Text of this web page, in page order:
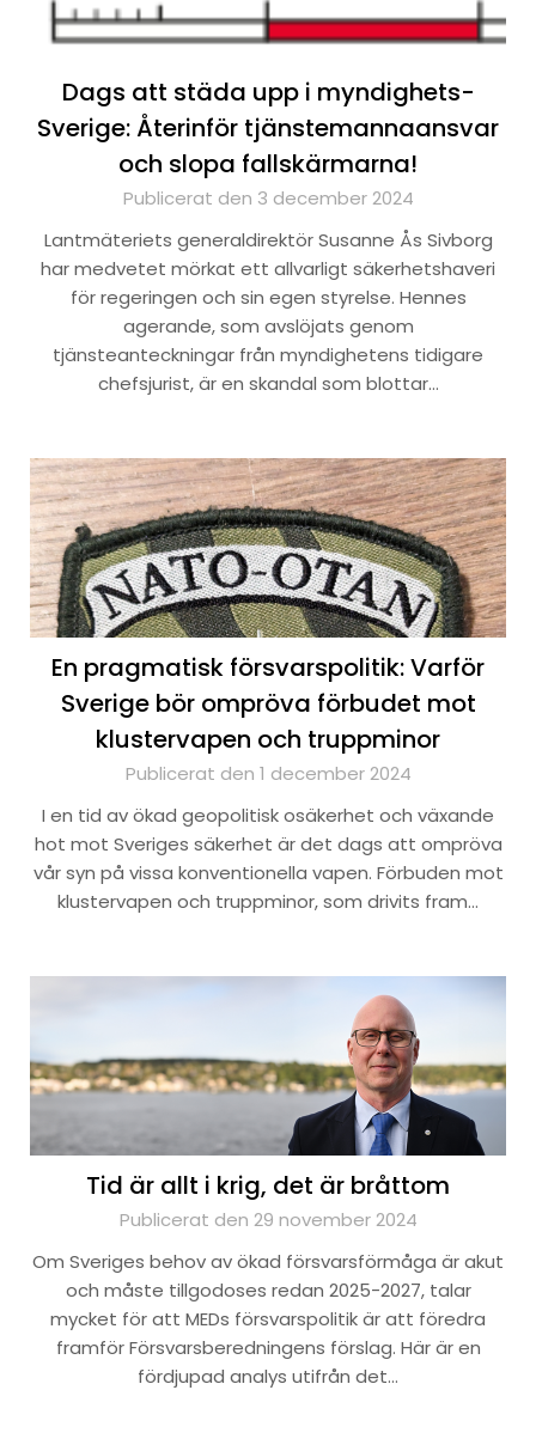
Dags att städa upp i myndighets-
Sverige: Återinför tjänstemannaansvar
och slopa fallskärmarna!
Publicerat den 3 december 2024
Lantmäteriets generaldirektör Susanne Ås Sivborg
har medvetet mörkat ett allvarligt säkerhetshaveri
för regeringen och sin egen styrelse. Hennes
agerande, som avslöjats genom
tjänsteanteckningar från myndighetens tidigare
chefsjurist, är en skandal som blottar…
En pragmatisk försvarspolitik: Varför
Sverige bör ompröva förbudet mot
klustervapen och truppminor
Publicerat den 1 december 2024
I en tid av ökad geopolitisk osäkerhet och växande
hot mot Sveriges säkerhet är det dags att ompröva
vår syn på vissa konventionella vapen. Förbuden mot
klustervapen och truppminor, som drivits fram…
Tid är allt i krig, det är bråttom
Publicerat den 29 november 2024
Om Sveriges behov av ökad försvarsförmåga är akut
och måste tillgodoses redan 2025-2027, talar
mycket för att MEDs försvarspolitik är att föredra
framför Försvarsberedningens förslag. Här är en
fördjupad analys utifrån det…